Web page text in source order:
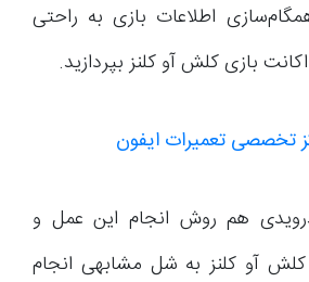
اطلاعات بازی به راحتی
بازی کلش آو کلنز بپردازید.
تخصصی تعمیرات ایفون
هم روش انجام این عمل و
کلش آو کلنز به شل مشابهی انجام